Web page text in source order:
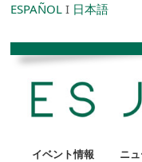
ESPAÑOL I 日本語
イベント情報 ニ